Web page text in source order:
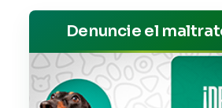
Denuncie el